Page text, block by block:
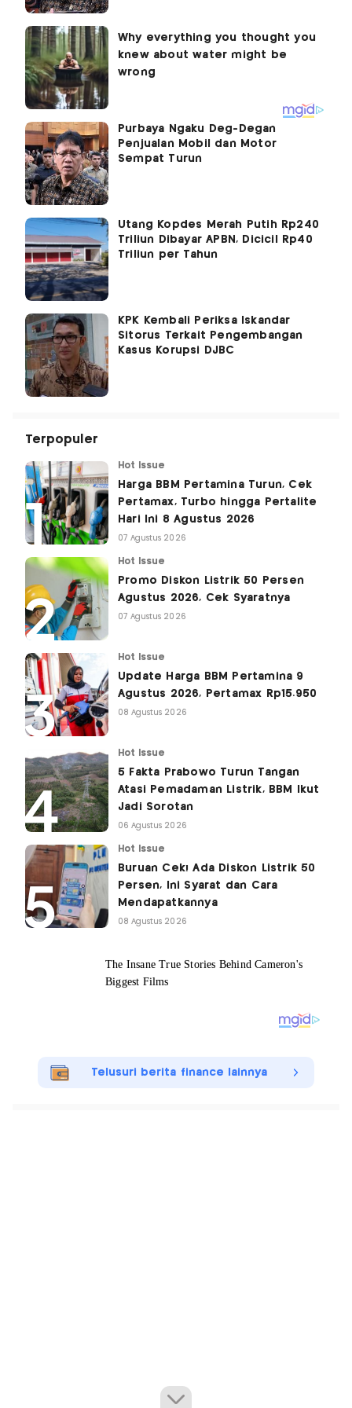
Purbaya Ngaku Deg-Degan
Penjualan Mobil dan Motor
Sempat Turun
Utang Kopdes Merah Putih Rp240
Triliun Dibayar APBN, Dicicil Rp40
Triliun per Tahun
KPK Kembali Periksa Iskandar
Sitorus Terkait Pengembangan
Kasus Korupsi DJBC
Terpopuler
Hot Issue
Harga BBM Pertamina Turun, Cek
Pertamax, Turbo hingga Pertalite
Hari Ini 8 Agustus 2026
07 Agustus 2026
Hot Issue
Promo Diskon Listrik 50 Persen
Agustus 2026, Cek Syaratnya
07 Agustus 2026
Hot Issue
Update Harga BBM Pertamina 9
Agustus 2026, Pertamax Rp15.950
08 Agustus 2026
Hot Issue
5 Fakta Prabowo Turun Tangan
Atasi Pemadaman Listrik, BBM Ikut
Jadi Sorotan
06 Agustus 2026
Hot Issue
Buruan Cek! Ada Diskon Listrik 50
Persen, Ini Syarat dan Cara
Mendapatkannya
08 Agustus 2026
Telusuri berita finance lainnya